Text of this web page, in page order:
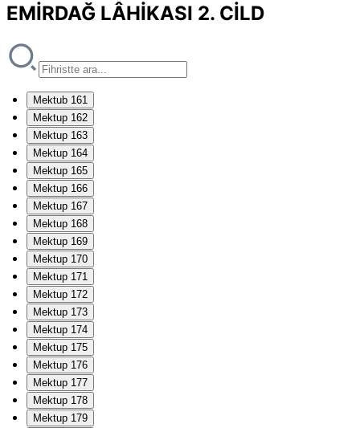
EMİRDAĞ LÂHİKASI 2. CİLD
Mektub 161
Mektup 162
Mektup 163
Mektup 164
Mektup 165
Mektup 166
Mektup 167
Mektup 168
Mektup 169
Mektup 170
Mektup 171
Mektup 172
Mektup 173
Mektup 174
Mektup 175
Mektup 176
Mektup 177
Mektup 178
Mektup 179